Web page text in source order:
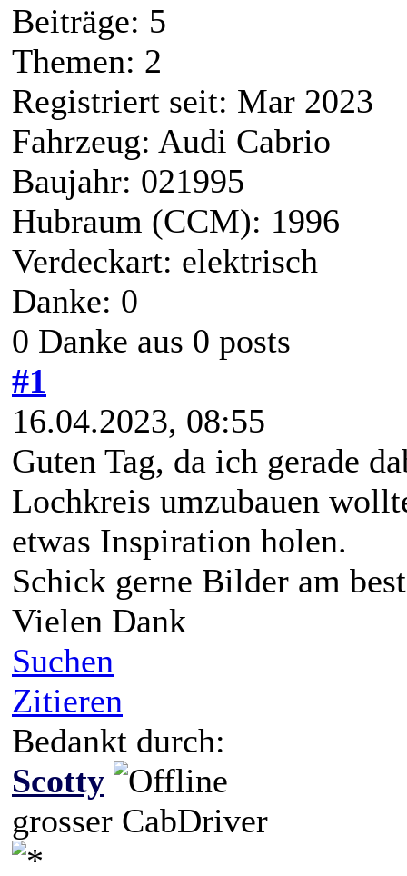
Beiträge: 5
Themen: 2
Registriert seit: Mar 2023
Fahrzeug: Audi Cabrio
Baujahr: 021995
Hubraum (CCM): 1996
Verdeckart: elektrisch
Danke: 0
0 Danke aus 0 posts
#1
16.04.2023, 08:55
Guten Tag, da ich gerade
Lochkreis umzubauen
etwas Inspiration holen.
Schick gerne Bilder am
Vielen Dank
Suchen
Zitieren
Bedankt durch:
Scotty
grosser CabDriver